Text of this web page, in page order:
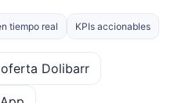
tiempo real KPIs accionables
Dolibarr